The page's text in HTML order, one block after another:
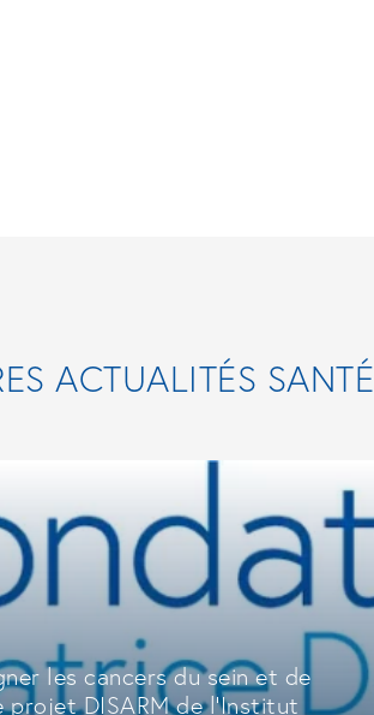
ACTUALITÉS SANTÉ
les cancers du sein et de
projet DISARM de l'Institut